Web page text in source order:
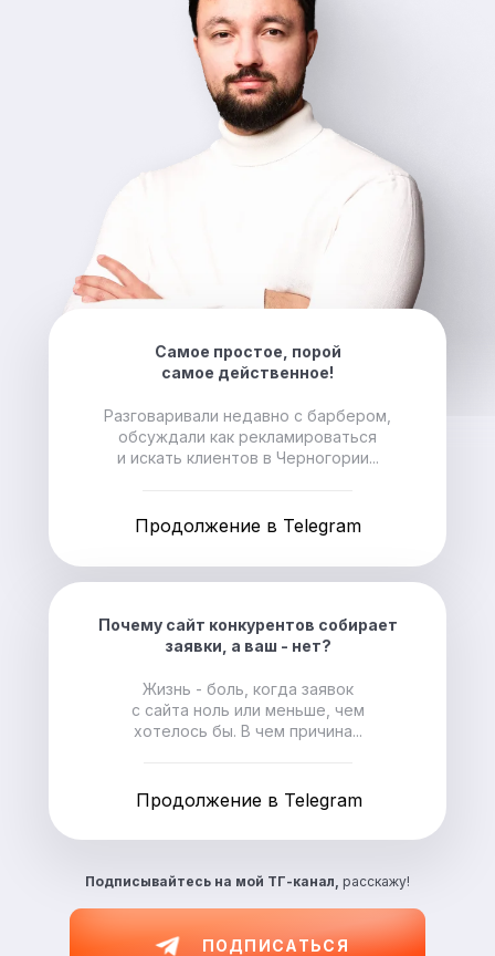
Подписывайтесь на мой ТГ-канал, расскажу!
ПОДПИСАТЬСЯ
Самое простое, порой
самое действенное!
Разговаривали недавно с барбером,
обсуждали как рекламироваться
и искать клиентов в Черногории...
Продолжение в Telegram
Почему сайт конкурентов собирает
заявки, а ваш - нет?
Жизнь - боль, когда заявок
с сайта ноль или меньше, чем
хотелось бы. В чем причина...
Продолжение в Telegram